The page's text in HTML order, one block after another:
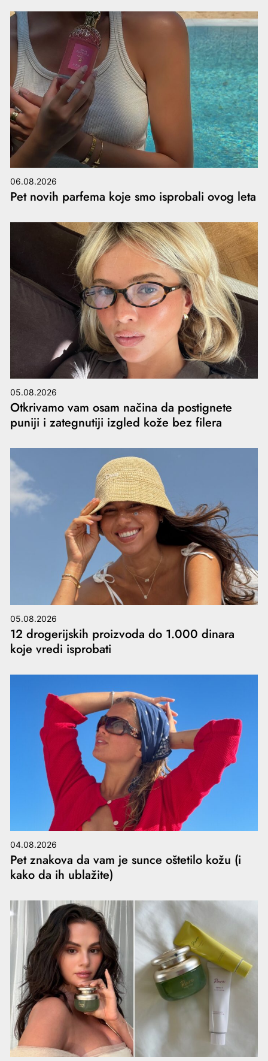
06.08.2026
Pet novih parfema koje smo isprobali ovog leta
05.08.2026
Otkrivamo vam osam načina da postignete
puniji i zategnutiji izgled kože bez filera
05.08.2026
12 drogerijskih proizvoda do 1.000 dinara
koje vredi isprobati
04.08.2026
Pet znakova da vam je sunce oštetilo kožu (i
kako da ih ublažite)